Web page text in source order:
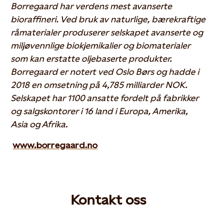
Borregaard har verdens mest avanserte
bioraffineri. Ved bruk av naturlige, bærekraftige
råmaterialer produserer selskapet avanserte og
miljøvennlige biokjemikalier og biomaterialer
som kan erstatte oljebaserte produkter.
Borregaard er notert ved Oslo Børs og hadde i
2018 en omsetning på 4,785 milliarder NOK.
Selskapet har 1100 ansatte fordelt på fabrikker
og salgskontorer i 16 land i Europa, Amerika,
Asia og Afrika.
www.borregaard.no
Kontakt oss